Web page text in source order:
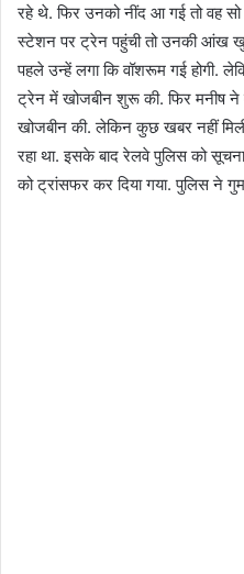
रहे थे. फिर उनको नींद आ गई तो वह
स्टेशन पर ट्रेन पहुंची तो उनकी आंख
पहले उन्हें लगा कि वॉशरूम गई होगी.
ट्रेन में खोजबीन शुरू की. फिर
खोजबीन की. लेकिन कुछ खबर नहीं
रहा था. इसके बाद रेलवे पुलिस को
को ट्रांसफर कर दिया गया. पुलिस ने